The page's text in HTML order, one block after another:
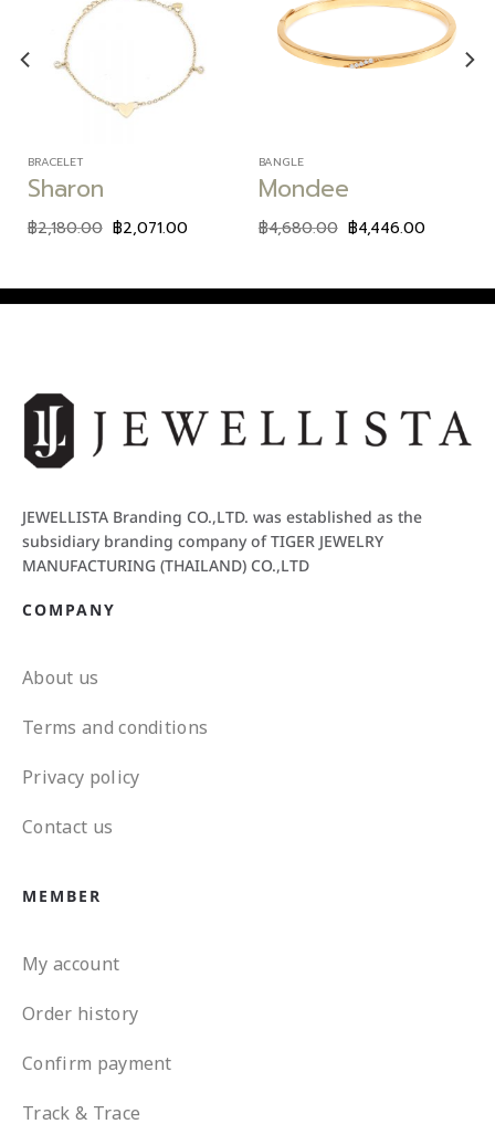
Add to
wishlist
BRACELET
Sharon
฿2,180.00 ฿2,071.00
Add to
wishlist
BANGLE
Mondee
฿4,680.00 ฿4,446.00
JEWELLISTA Branding CO.,LTD. was established as the
subsidiary branding company of TIGER JEWELRY
MANUFACTURING (THAILAND) CO.,LTD
COMPANY
About us
Terms and conditions
Privacy policy
Contact us
MEMBER
My account
Order history
Confirm payment
Track & Trace